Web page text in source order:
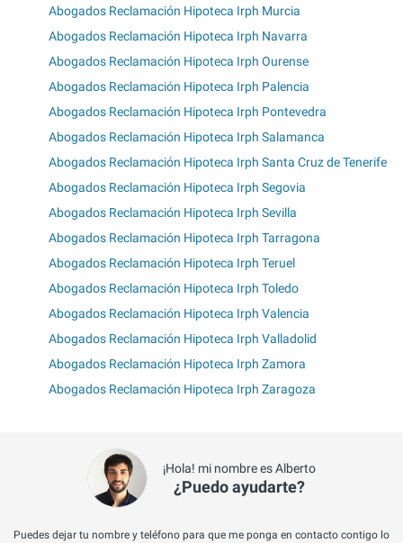
Abogados Reclamación Hipoteca Irph Murcia
Abogados Reclamación Hipoteca Irph Navarra
Abogados Reclamación Hipoteca Irph Ourense
Abogados Reclamación Hipoteca Irph Palencia
Abogados Reclamación Hipoteca Irph Pontevedra
Abogados Reclamación Hipoteca Irph Salamanca
Abogados Reclamación Hipoteca Irph Santa Cruz de Tenerife
Abogados Reclamación Hipoteca Irph Segovia
Abogados Reclamación Hipoteca Irph Sevilla
Abogados Reclamación Hipoteca Irph Tarragona
Abogados Reclamación Hipoteca Irph Teruel
Abogados Reclamación Hipoteca Irph Toledo
Abogados Reclamación Hipoteca Irph Valencia
Abogados Reclamación Hipoteca Irph Valladolid
Abogados Reclamación Hipoteca Irph Zamora
Abogados Reclamación Hipoteca Irph Zaragoza
¡Hola! mi nombre es Alberto
¿Puedo ayudarte?
Puedes dejar tu nombre y teléfono para que me ponga en contacto contigo lo